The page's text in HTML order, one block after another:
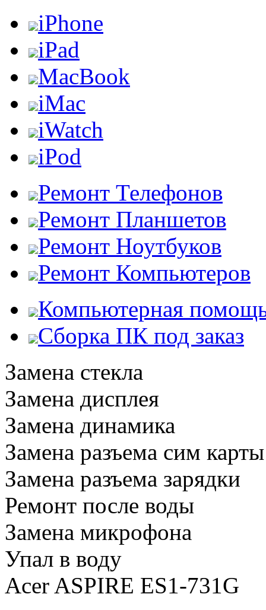
iPhone
iPad
MacBook
iMac
iWatch
iPod
Ремонт Телефонов
Ремонт Планшетов
Ремонт Ноутбуков
Ремонт Компьютеров
Компьютерная
Сборка ПК под заказ
Замена стекла
Замена дисплея
Замена динамика
Замена разъема сим карты
Замена разъема зарядки
Ремонт после воды
Замена микрофона
Упал в воду
Acer ASPIRE ES1-731G